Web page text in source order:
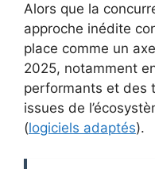
Alors que la
approche inédite
place comme un
2025, notamment
performants et des
issues de
(logiciels adaptés).